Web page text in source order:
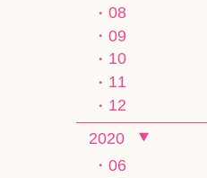
08
09
10
11
12
2020
06